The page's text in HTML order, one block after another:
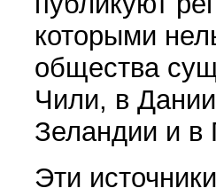
которыми
общества
Чили, в
Зеландии и
Эти